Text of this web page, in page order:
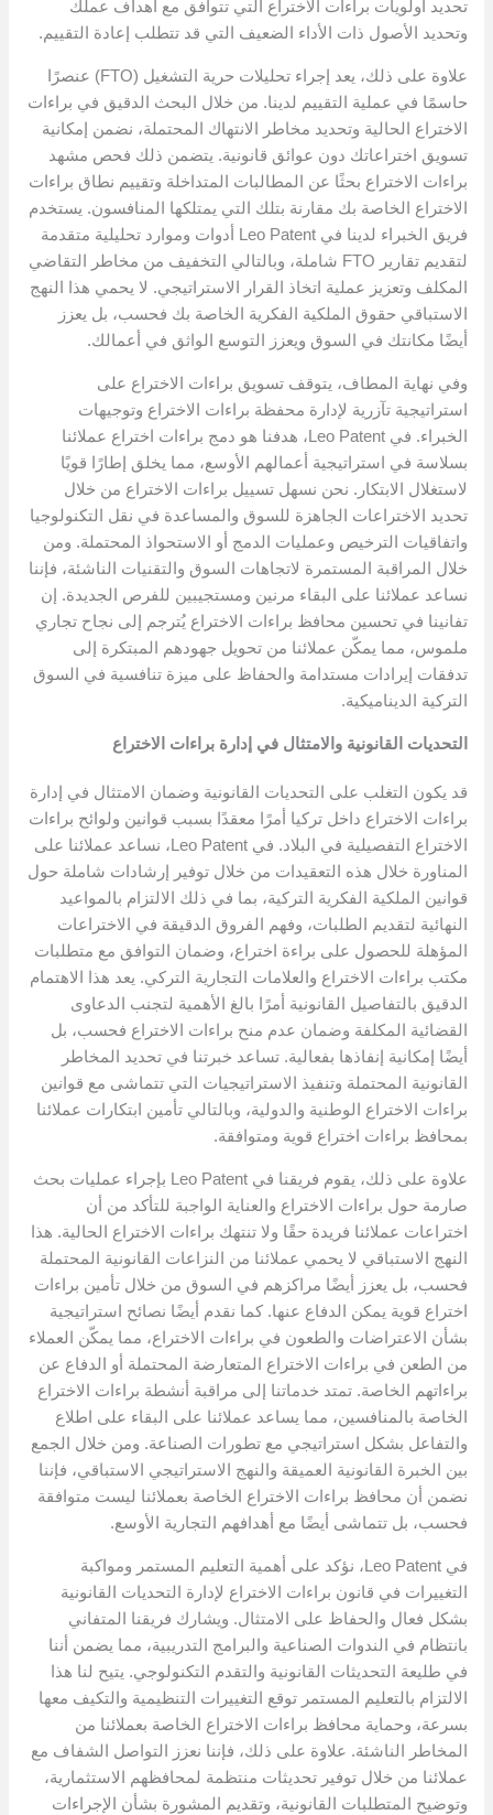
تحديد أولويات براءات الاختراع التي تتوافق مع أهداف عملك
وتحديد الأصول ذات الأداء الضعيف التي قد تتطلب إعادة التقييم.
علاوة على ذلك، يعد إجراء تحليلات حرية التشغيل (FTO) عنصرًا
حاسمًا في عملية التقييم لدينا. من خلال البحث الدقيق في براءات
الاختراع الحالية وتحديد مخاطر الانتهاك المحتملة، نضمن إمكانية
تسويق اختراعاتك دون عوائق قانونية. يتضمن ذلك فحص مشهد
براءات الاختراع بحثًا عن المطالبات المتداخلة وتقييم نطاق براءات
الاختراع الخاصة بك مقارنة بتلك التي يمتلكها المنافسون. يستخدم
فريق الخبراء لدينا في Leo Patent أدوات وموارد تحليلية متقدمة
لتقديم تقارير FTO شاملة، وبالتالي التخفيف من مخاطر التقاضي
المكلف وتعزيز عملية اتخاذ القرار الاستراتيجي. لا يحمي هذا النهج
الاستباقي حقوق الملكية الفكرية الخاصة بك فحسب، بل يعزز
أيضًا مكانتك في السوق ويعزز التوسع الواثق في أعمالك.
وفي نهاية المطاف، يتوقف تسويق براءات الاختراع على
استراتيجية تآزرية لإدارة محفظة براءات الاختراع وتوجيهات
الخبراء. في Leo Patent، هدفنا هو دمج براءات اختراع عملائنا
بسلاسة في استراتيجية أعمالهم الأوسع، مما يخلق إطارًا قويًا
لاستغلال الابتكار. نحن نسهل تسييل براءات الاختراع من خلال
تحديد الاختراعات الجاهزة للسوق والمساعدة في نقل التكنولوجيا
واتفاقيات الترخيص وعمليات الدمج أو الاستحواذ المحتملة. ومن
خلال المراقبة المستمرة لاتجاهات السوق والتقنيات الناشئة، فإننا
نساعد عملائنا على البقاء مرنين ومستجيبين للفرص الجديدة. إن
تفانينا في تحسين محافظ براءات الاختراع يُترجم إلى نجاح تجاري
ملموس، مما يمكّن عملائنا من تحويل جهودهم المبتكرة إلى
تدفقات إيرادات مستدامة والحفاظ على ميزة تنافسية في السوق
التركية الديناميكية.
التحديات القانونية والامتثال في إدارة براءات الاختراع
قد يكون التغلب على التحديات القانونية وضمان الامتثال في إدارة
براءات الاختراع داخل تركيا أمرًا معقدًا بسبب قوانين ولوائح براءات
الاختراع التفصيلية في البلاد. في Leo Patent، نساعد عملائنا على
المناورة خلال هذه التعقيدات من خلال توفير إرشادات شاملة حول
قوانين الملكية الفكرية التركية، بما في ذلك الالتزام بالمواعيد
النهائية لتقديم الطلبات، وفهم الفروق الدقيقة في الاختراعات
المؤهلة للحصول على براءة اختراع، وضمان التوافق مع متطلبات
مكتب براءات الاختراع والعلامات التجارية التركي. يعد هذا الاهتمام
الدقيق بالتفاصيل القانونية أمرًا بالغ الأهمية لتجنب الدعاوى
القضائية المكلفة وضمان عدم منح براءات الاختراع فحسب، بل
أيضًا إمكانية إنفاذها بفعالية. تساعد خبرتنا في تحديد المخاطر
القانونية المحتملة وتنفيذ الاستراتيجيات التي تتماشى مع قوانين
براءات الاختراع الوطنية والدولية، وبالتالي تأمين ابتكارات عملائنا
بمحافظ براءات اختراع قوية ومتوافقة.
علاوة على ذلك، يقوم فريقنا في Leo Patent بإجراء عمليات بحث
صارمة حول براءات الاختراع والعناية الواجبة للتأكد من أن
اختراعات عملائنا فريدة حقًا ولا تنتهك براءات الاختراع الحالية. هذا
النهج الاستباقي لا يحمي عملائنا من النزاعات القانونية المحتملة
فحسب، بل يعزز أيضًا مراكزهم في السوق من خلال تأمين براءات
اختراع قوية يمكن الدفاع عنها. كما نقدم أيضًا نصائح استراتيجية
بشأن الاعتراضات والطعون في براءات الاختراع، مما يمكّن العملاء
من الطعن في براءات الاختراع المتعارضة المحتملة أو الدفاع عن
براءاتهم الخاصة. تمتد خدماتنا إلى مراقبة أنشطة براءات الاختراع
الخاصة بالمنافسين، مما يساعد عملائنا على البقاء على اطلاع
والتفاعل بشكل استراتيجي مع تطورات الصناعة. ومن خلال الجمع
بين الخبرة القانونية العميقة والنهج الاستراتيجي الاستباقي، فإننا
نضمن أن محافظ براءات الاختراع الخاصة بعملائنا ليست متوافقة
فحسب، بل تتماشى أيضًا مع أهدافهم التجارية الأوسع.
في Leo Patent، نؤكد على أهمية التعليم المستمر ومواكبة
التغييرات في قانون براءات الاختراع لإدارة التحديات القانونية
بشكل فعال والحفاظ على الامتثال. ويشارك فريقنا المتفاني
بانتظام في الندوات الصناعية والبرامج التدريبية، مما يضمن أننا
في طليعة التحديثات القانونية والتقدم التكنولوجي. يتيح لنا هذا
الالتزام بالتعليم المستمر توقع التغييرات التنظيمية والتكيف معها
بسرعة، وحماية محافظ براءات الاختراع الخاصة بعملائنا من
المخاطر الناشئة. علاوة على ذلك، فإننا نعزز التواصل الشفاف مع
عملائنا من خلال توفير تحديثات منتظمة لمحافظهم الاستثمارية،
وتوضيح المتطلبات القانونية، وتقديم المشورة بشأن الإجراءات